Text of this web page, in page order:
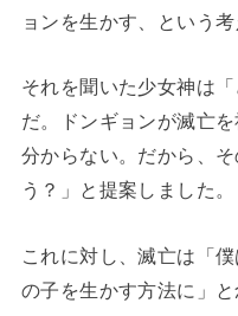
ョンを生かす、という
それを聞いた少女神は
だ。ドンギョンが滅亡
分からない。だから、
う？」と提案しました。
これに対し、滅亡は「
の子を生かす方法に」と